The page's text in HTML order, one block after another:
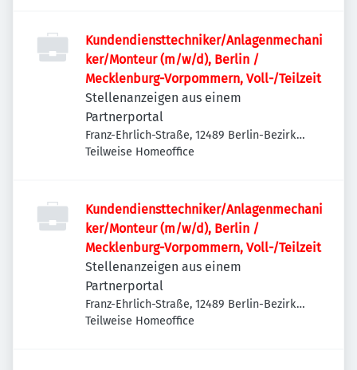
Kundendiensttechniker/Anlagenmechani
ker/Monteur (m/w/d), Berlin /
Mecklenburg-Vorpommern, Voll-/Teilzeit
Stellenanzeigen aus einem
Partnerportal
Franz-Ehrlich-Straße, 12489 Berlin-Bezirk
Treptow-Köpenick, Deutschland
Teilweise Homeoffice
Kundendiensttechniker/Anlagenmechani
ker/Monteur (m/w/d), Berlin /
Mecklenburg-Vorpommern, Voll-/Teilzeit
Stellenanzeigen aus einem
Partnerportal
Franz-Ehrlich-Straße, 12489 Berlin-Bezirk
Treptow-Köpenick, Deutschland
Teilweise Homeoffice